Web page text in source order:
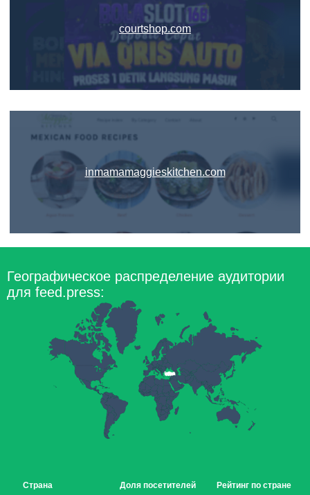
courtshop.com
inmamamaggieskitchen.com
Географическое распределение аудитории
для feed.press:
Страна Доля посетителей Рейтинг по стране